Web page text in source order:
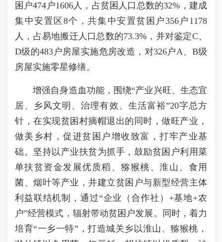
困户474户1606人，占贫困人口总数的32%，建成
集中安置区8个，共集中安置贫困户356户1178
人，占易地搬迁人口总数的73.3%，并对鉴定C、
D级的483户房屋实施危房改造，对326户A、B级
房屋实施零星修缮。
增强自身造血功能，围绕“产业兴旺、生态宜
居、乡风文明、治理有效、生活富裕”20字总方
针，在实现贫困村摘帽退出的同时，做旺产业，
做美乡村，促进贫困户增收致富，打牢产业基
础。坚持以产业扶贫为抓手，鼓励贫困户利用菜
单扶贫资金发展优质稻、猕猴桃、淮山、食用
菌、烟叶等产业，并建立贫困户与新型经营主体
利益联结机制，通过“企业（合作社）+基地+农
户”经营模式，辐射带动贫困户发展。同时，着力
培育“一乡一特”，打造城关乡以淮山、猕猴桃，